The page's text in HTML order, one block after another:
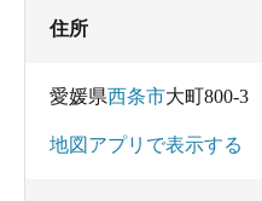
住所
愛媛県西条市大町800-3
地図アプリで表示する